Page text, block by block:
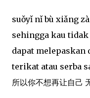
suǒyǐ nǐ bù xiǎng
sehingga kau
dapat melepaskan
terikat atau serba
所以你不想再让自己